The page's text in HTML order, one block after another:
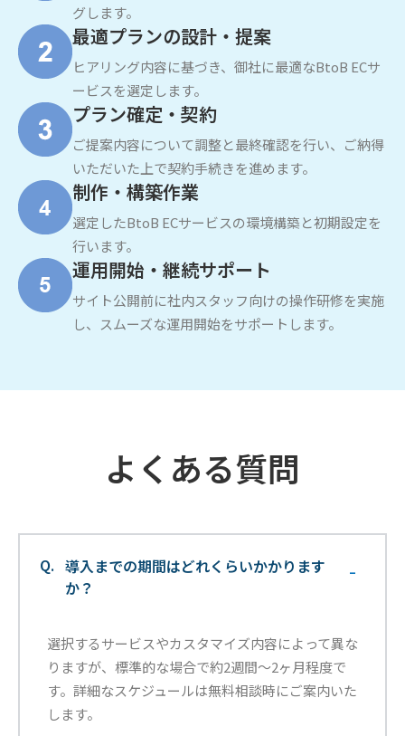
グします。
最適プランの設計・提案
ヒアリング内容に基づき、御社に最適なBtoB ECサ
ービスを選定します。
プラン確定・契約
ご提案内容について調整と最終確認を行い、ご納得
いただいた上で契約手続きを進めます。
制作・構築作業
選定したBtoB ECサービスの環境構築と初期設定を
行います。
運用開始・継続サポート
サイト公開前に社内スタッフ向けの操作研修を実施
し、スムーズな運用開始をサポートします。
よくある質問
Q. 導入までの期間はどれくらいかかります
か？
-
選択するサービスやカスタマイズ内容によって異な
りますが、標準的な場合で約2週間～2ヶ月程度で
す。詳細なスケジュールは無料相談時にご案内いた
します。